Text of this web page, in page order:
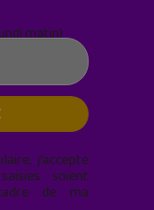
matin)
j’accepte
soient
de ma